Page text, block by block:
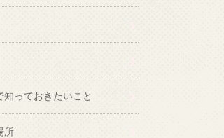
っておきたいこと
所